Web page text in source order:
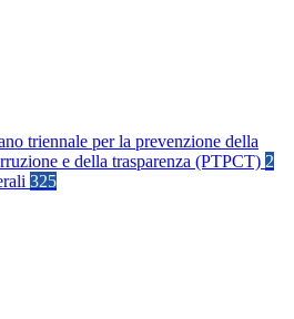
triennale per la prevenzione della
e della trasparenza (PTPCT) 2
325